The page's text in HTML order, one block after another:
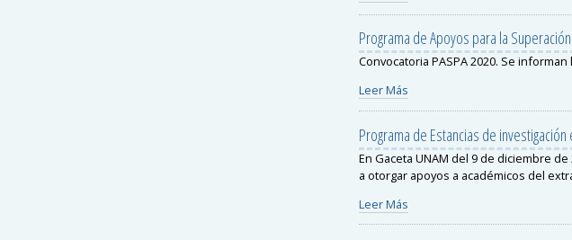
Programa de Apoyos para la
Convocatoria PASPA 2020. Se
Leer Más
Programa de Estancias de investigación
En Gaceta UNAM del 9 de diciembre
a otorgar apoyos a académicos del
Leer Más